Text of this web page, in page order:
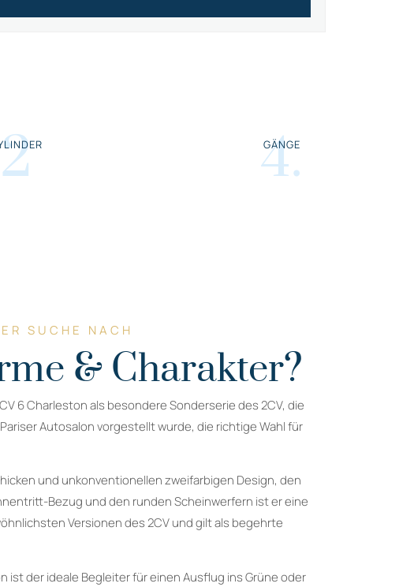
2 4.
GÄNGE
SUCHE NACH
& Charakter?
6 Charleston als besondere Sonderserie des 2CV, die
Autosalon vorgestellt wurde, die richtige Wahl für
und unkonventionellen zweifarbigen Design, den
Bezug und den runden Scheinwerfern ist er eine
Versionen des 2CV und gilt als begehrte
ist der ideale Begleiter für einen Ausflug ins Grüne oder